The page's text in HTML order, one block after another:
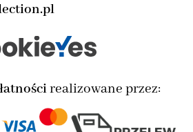
realizowane przez: